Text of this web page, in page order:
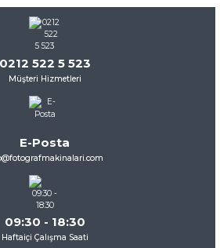
noktaları öneri formunu
teşekkür ederiz.
veya görüntülenemiyor.
bilgiler bulunuyor.
daha pahalı.
0212 522 5 523
Müşteri Hizmetleri
E-Posta
09:30 - 18:30
Haftaiçi Çalışma Saati